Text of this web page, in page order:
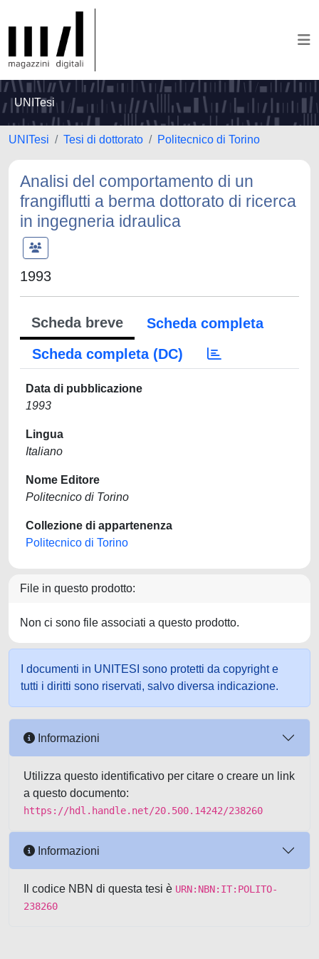
UNITesi
UNITesi Tesi di dottorato Politecnico di Torino
Analisi del comportamento di un
frangiflutti a berma dottorato di ricerca
in ingegneria idraulica
1993
Scheda breve
Scheda completa
Scheda completa (DC)
Data di pubblicazione
1993
Lingua
Italiano
Nome Editore
Politecnico di Torino
Collezione di appartenenza
Politecnico di Torino
File in questo prodotto:
Non ci sono file associati a questo prodotto.
I documenti in UNITESI sono protetti da copyright e
tutti i diritti sono riservati, salvo diversa indicazione.
Informazioni
Utilizza questo identificativo per citare o creare un link
a questo documento:
https://hdl.handle.net/20.500.14242/238260
Informazioni
Il codice NBN di questa tesi è URN:NBN:IT:POLITO-
238260